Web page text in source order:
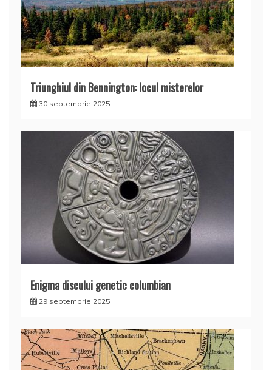
Triunghiul din Bennington: locul misterelor
30 septembrie 2025
Enigma discului genetic columbian
29 septembrie 2025